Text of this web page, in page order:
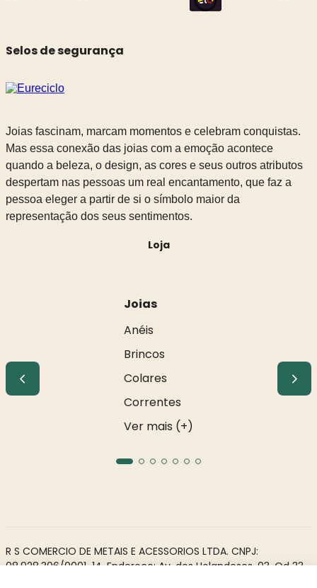
Selos de segurança
Joias fascinam, marcam momentos e celebram conquistas.
Mas essa conexão das joias com a emoção acontece
quando a beleza, o design, as cores e seus outros atributos
despertam nas pessoas um real encantamento, que faz a
pessoa eleger a partir de si o símbolo maior da
representação dos seus sentimentos.
Loja
Joias
Anéis
Brincos
Colares
Correntes
Ver mais (+)
R S COMERCIO DE METAIS E ACESSORIOS LTDA. CNPJ:
08.928.306/0001-14. Endereço: Av. dos Holandeses, 03, Qd 33,